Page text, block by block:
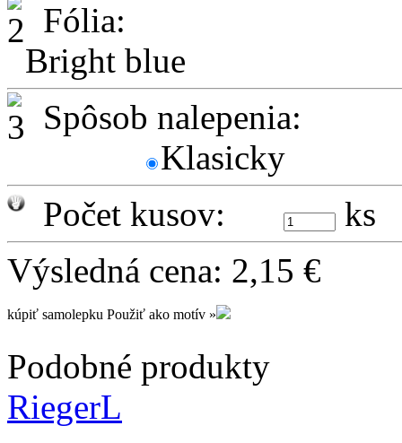
Fólia:
Bright blue
Spôsob nalepenia:
Klasicky
Počet kusov:
ks
Výsledná cena: 2,15 €
kúpiť samolepku Použiť ako motív »
Podobné produkty
RiegerL